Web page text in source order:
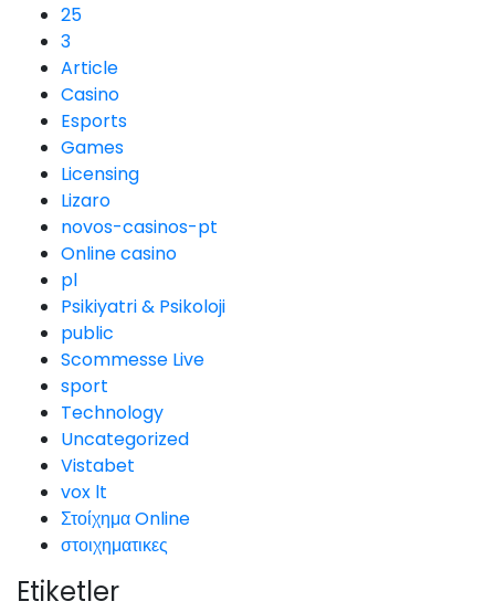
25
3
Article
Casino
Esports
Games
Licensing
Lizaro
novos-casinos-pt
Online casino
pl
Psikiyatri & Psikoloji
public
Scommesse Live
sport
Technology
Uncategorized
Vistabet
vox lt
Στοίχημα Online
στοιχηματικες
Etiketler